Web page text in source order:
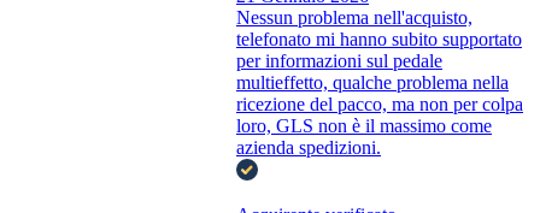
Nessun problema nell'acquisto,
telefonato mi hanno subito supportato
per informazioni sul pedale
multieffetto, qualche problema nella
ricezione del pacco, ma non per colpa
loro, GLS non è il massimo come
azienda spedizioni.